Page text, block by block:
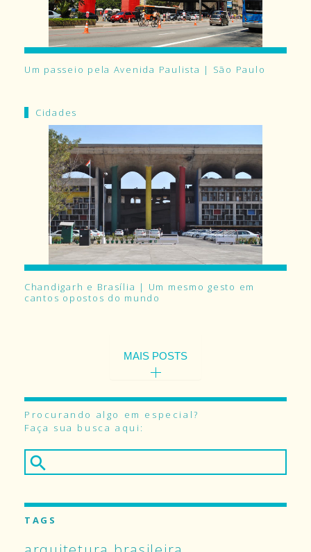
Um passeio pela Avenida Paulista | São Paulo
Cidades
Chandigarh e Brasília | Um mesmo gesto em
cantos opostos do mundo
MAIS POSTS
Procurando algo em especial?
Faça sua busca aqui:
TAGS